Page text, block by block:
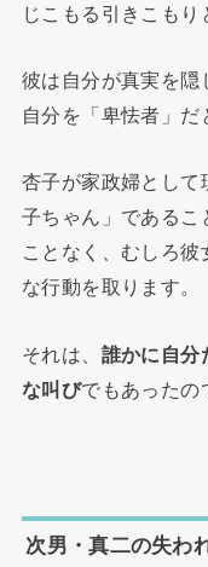
じこもる引きこもり
彼は自分が真実を隠
自分を「卑怯者」だ
杏子が家政婦として
子ちゃん」であるこ
ことなく、むしろ彼
な行動を取ります。
それは、 誰かに自分
な叫びでもあったの
次男・真二の失わ